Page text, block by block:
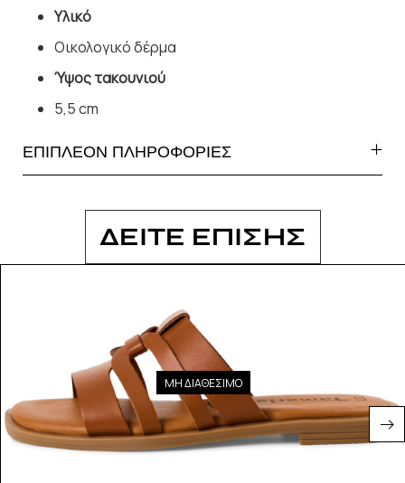
Υλικό
Οικολογικό δέρμα
Ύψος τακουνιού
5,5 cm
ΕΠΙΠΛΕΟΝ ΠΛΗΡΟΦΟΡΙΕΣ
ΔΕΙΤΕ ΕΠΙΣΗΣ
ΜΗ ΔΙΑΘΕΣΙΜΟ